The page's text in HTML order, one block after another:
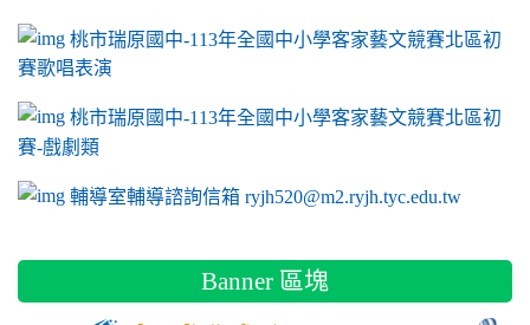
link to https://tyc.entry.edu.tw/NoExamImitate_TL/
桃市瑞原國中-113年全國中小學客家藝文競賽北區初
賽歌唱表演
link to https://tyc.entry.edu.tw/NoExamImitate_TL/
桃市瑞原國中-113年全國中小學客家藝文競賽北區初
賽-戲劇類
link to https://tyc.entry.edu.tw/NoExamImitate_TL/
輔導室輔導諮詢信箱 ryjh520@m2.ryjh.tyc.edu.tw
Banner 區塊